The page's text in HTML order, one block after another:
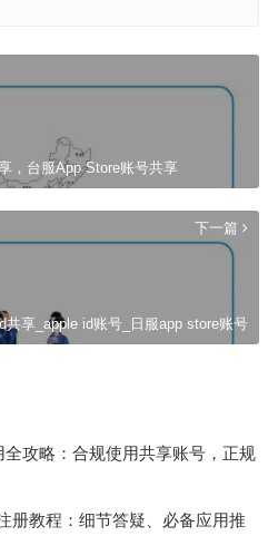
，台服App Store账号共享
下一篇
共享_apple id账号_日服app store账号
攻略：合规使用共享账号，正规
册教程：细节答疑、必备应用推